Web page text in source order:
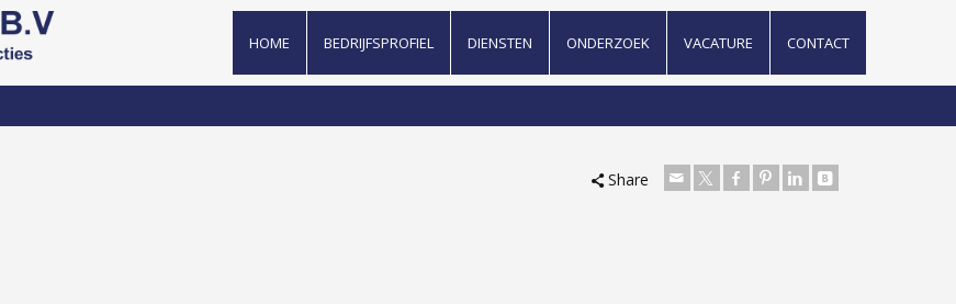
HOME BEDRIJFSPROFIEL DIENSTEN ONDERZOEK VACATURE CONTACT
Share